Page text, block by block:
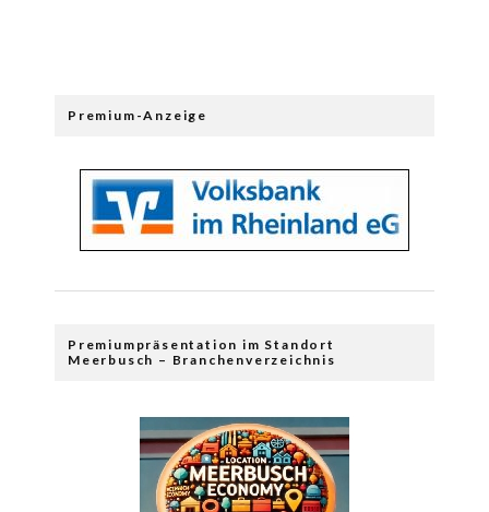
Premium-Anzeige
Premiumpräsentation im Standort
Meerbusch – Branchenverzeichnis